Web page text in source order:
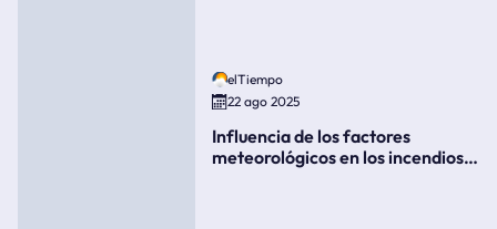
elTiempo
22 ago 2025
Influencia de los factores
meteorológicos en los incendios